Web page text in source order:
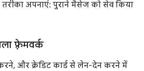
अपनाएं: पुराने मैसेज को सेव किया
फ़्रेमवर्क
और क्रेडिट कार्ड से लेन-देन करने में